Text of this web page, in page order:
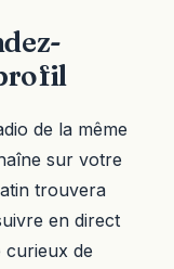
de la même
sur votre
trouvera
en direct
curieux de